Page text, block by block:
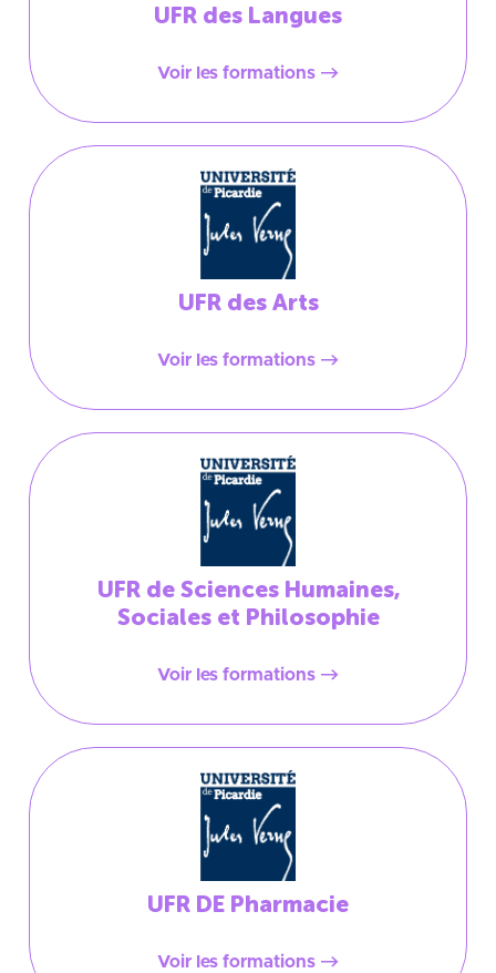
UFR des Langues
Voir les formations
UFR des Arts
Voir les formations
UFR de Sciences Humaines,
Sociales et Philosophie
Voir les formations
UFR DE Pharmacie
Voir les formations